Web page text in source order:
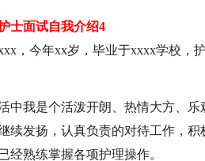
士面试自我介绍4
，今年xx岁，毕业于xxxx学校，
中我是个活泼开朗、热情大方、
续发扬，认真负责的对待工作，
经熟练掌握各项护理操作。